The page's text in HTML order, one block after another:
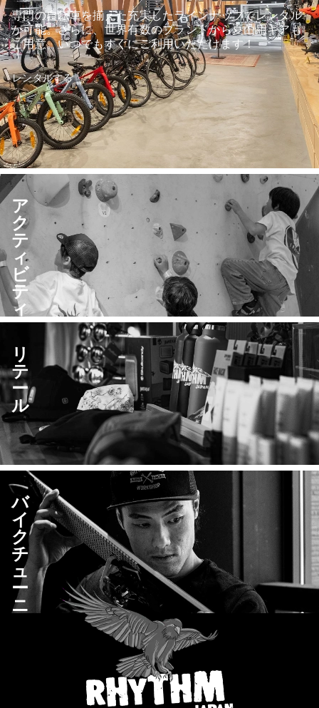
専門の自転車を揃えた充実したラインナップでレンタル
が可能。さらに、世界有数のブランドから夏山用ギアも
ご用意。いつでもすぐにご利用いただけます！
レンタルする
ア
ク
テ
ィ
ビ
テ
ィ
セ
ン
タ
ー
リ
テ
ー
ル
バ
イ
ク
チ
ュ
ー
ニ